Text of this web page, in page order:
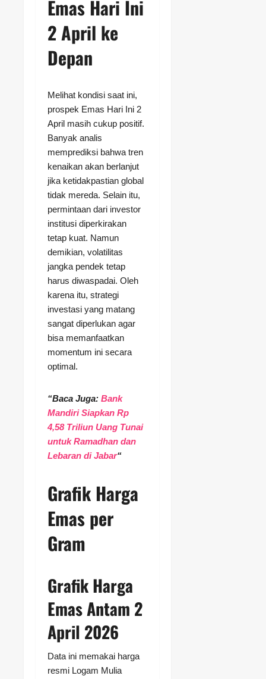
Emas Hari Ini
2 April ke
Depan
Melihat kondisi saat ini,
prospek Emas Hari Ini 2
April masih cukup positif.
Banyak analis
memprediksi bahwa tren
kenaikan akan berlanjut
jika ketidakpastian global
tidak mereda. Selain itu,
permintaan dari investor
institusi diperkirakan
tetap kuat. Namun
demikian, volatilitas
jangka pendek tetap
harus diwaspadai. Oleh
karena itu, strategi
investasi yang matang
sangat diperlukan agar
bisa memanfaatkan
momentum ini secara
optimal.
“Baca Juga: Bank
Mandiri Siapkan Rp
4,58 Triliun Uang Tunai
untuk Ramadhan dan
Lebaran di Jabar“
Grafik Harga
Emas per
Gram
Grafik Harga
Emas Antam 2
April 2026
Data ini memakai harga
resmi Logam Mulia